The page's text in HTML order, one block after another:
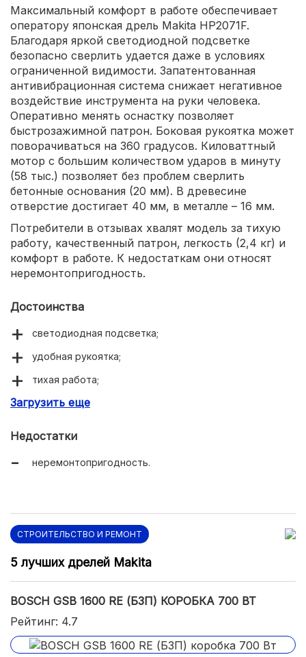
Максимальный комфорт в работе обеспечивает
оператору японская дрель Makita HP2071F.
Благодаря яркой светодиодной подсветке
безопасно сверлить удается даже в условиях
ограниченной видимости. Запатентованная
антивибрационная система снижает негативное
воздействие инструмента на руки человека.
Оперативно менять оснастку позволяет
быстрозажимной патрон. Боковая рукоятка может
поворачиваться на 360 градусов. Киловаттный
мотор с большим количеством ударов в минуту
(58 тыс.) позволяет без проблем сверлить
бетонные основания (20 мм). В древесине
отверстие достигает 40 мм, в металле – 16 мм.
Потребители в отзывах хвалят модель за тихую
работу, качественный патрон, легкость (2,4 кг) и
комфорт в работе. К недостаткам они относят
неремонтопригодность.
Достоинства
светодиодная подсветка;
удобная рукоятка;
тихая работа;
легкость.
Загрузить еще
Недостатки
неремонтопригодность.
СТРОИТЕЛЬСТВО И РЕМОНТ
5 лучших дрелей Makita
BOSCH GSB 1600 RE (БЗП) КОРОБКА 700 ВТ
Рейтинг: 4.7